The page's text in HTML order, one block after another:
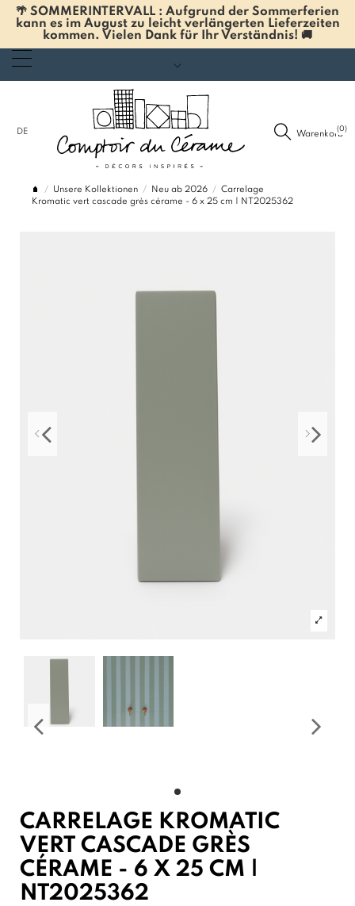
🌴 SOMMERINTERVALL : Aufgrund der Sommerferien
kann es im August zu leicht verlängerten Lieferzeiten
kommen. Vielen Dank für Ihr Verständnis! 🚚
DE Warenkorb
(0)
Unsere Kollektionen Neu ab 2026
Carrelage
Kromatic vert cascade grès cérame - 6 x 25 cm | NT2025362
CARRELAGE KROMATIC
VERT CASCADE GRÈS
CÉRAME - 6 X 25 CM |
NT2025362